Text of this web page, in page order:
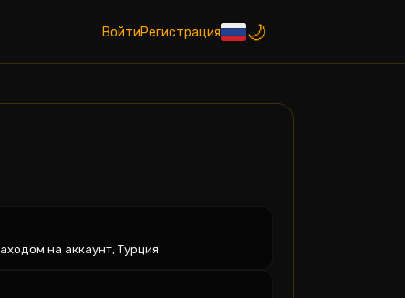
ВойтиРегистрация
на аккаунт, Турция